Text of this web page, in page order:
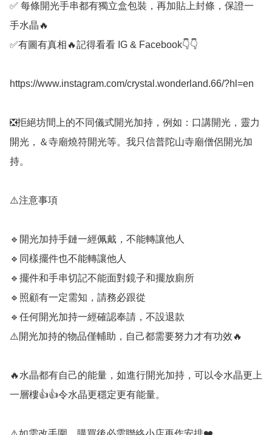
✅️ 每條開光手串都有獨立盒包裝，再加貼上封條，保證一
手水晶🔥
✅️有圖有真相🔥記得看看 IG & Facebook👇👇
https://www.instagram.com/crystal.wonderland.66/?hl=en
❎️拒絕坊間上的不同儀式開光加持，例如：口講開光，靈力
開光，＆寺廟燒符開光等。我只信普陀山寺廟僧侶開光加
持。
⚠️注意事項
🔹️開光加持手鏈一經佩戴，不能轉讓他人
🔹️同樣擺件也不能轉讓他人
🔹️擺件和手串切記不能面對鏡子和擺放廁所
🔹️照顧有一定需知，請務必跟從
🔹️任何開光加持一經確認奉請，不設退款
⚠️開光加持的物品僅輔助，自己都需要努力才有功效🔥
🔥水晶都有自己的能量，如進行開光加持，可以令水晶更上
一層樓👍👍令水晶更穩定更有能量。